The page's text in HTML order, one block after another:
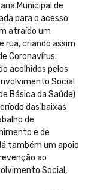
Municipal de
para o acesso
atraído um
rua, criando assim
Coronavírus.
acolhidos pelos
Social
Básica da Saúde)
das baixas
de
e de
também um apoio
ao
Social,